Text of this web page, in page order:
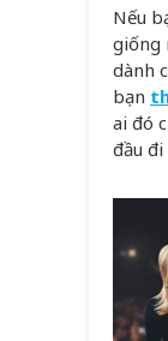
Nếu
giống
dành
bạn
ai đó
đầu